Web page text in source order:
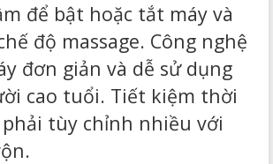
để bật hoặc tắt máy và
độ massage. Công nghệ
đơn giản và dễ sử dụng
cao tuổi. Tiết kiệm thời
tùy chỉnh nhiều với